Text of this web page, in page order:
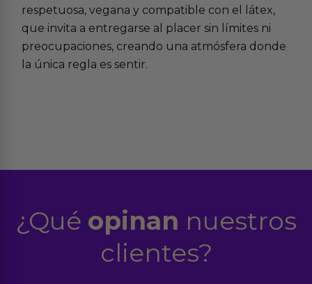
respetuosa, vegana y compatible con el látex,
que invita a entregarse al placer sin límites ni
preocupaciones, creando una atmósfera donde
la única regla es sentir.
¿Qué opinan nuestros
clientes?